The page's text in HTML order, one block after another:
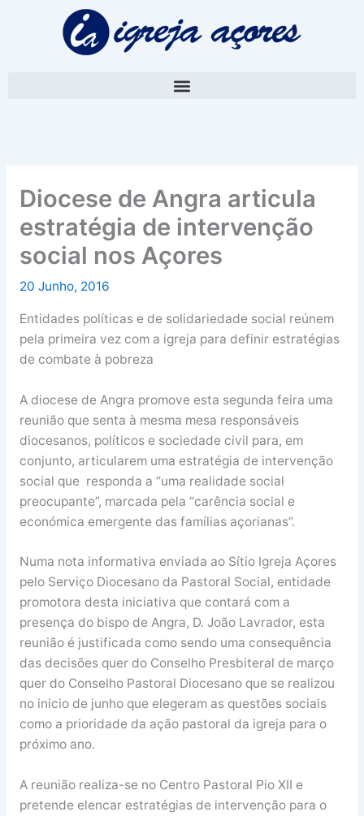
Diocese de Angra articula
estratégia de intervenção
social nos Açores
20 Junho, 2016
Entidades políticas e de solidariedade social reúnem
pela primeira vez com a igreja para definir estratégias
de combate à pobreza
A diocese de Angra promove esta segunda feira uma
reunião que senta à mesma mesa responsáveis
diocesanos, políticos e sociedade civil para, em
conjunto, articularem uma estratégia de intervenção
social que responda a “uma realidade social
preocupante”, marcada pela “carência social e
económica emergente das famílias açorianas”.
Numa nota informativa enviada ao Sítio Igreja Açores
pelo Serviço Diocesano da Pastoral Social, entidade
promotora desta iniciativa que contará com a
presença do bispo de Angra, D. João Lavrador, esta
reunião é justificada como sendo uma consequência
das decisões quer do Conselho Presbiteral de março
quer do Conselho Pastoral Diocesano que se realizou
no inicio de junho que elegeram as questões sociais
como a prioridade da ação pastoral da igreja para o
próximo ano.
A reunião realiza-se no Centro Pastoral Pio XII e
pretende elencar estratégias de intervenção para o